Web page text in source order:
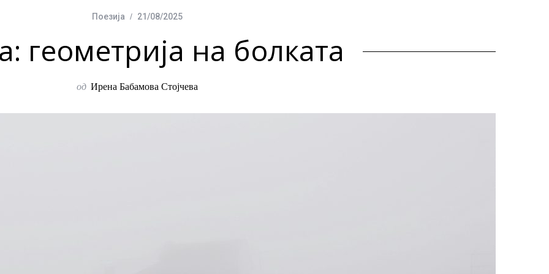
Поезија 21/08/2025
геометрија на болката
од Ирена Бабамова Стојчева